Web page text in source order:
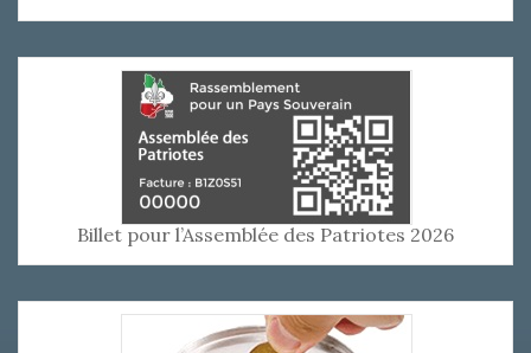
Billet pour l’Assemblée des Patriotes 2026